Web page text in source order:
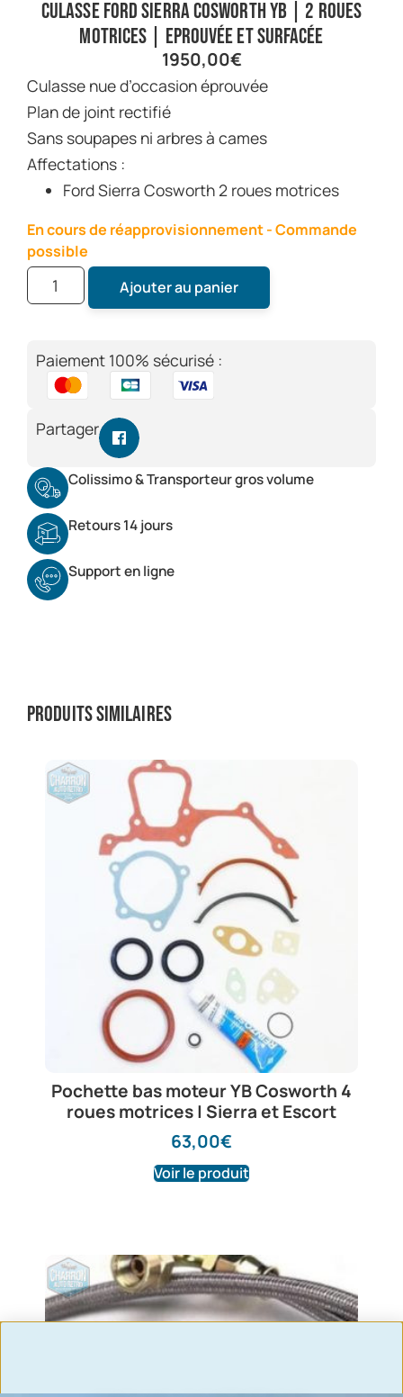
Culasse Ford Sierra Cosworth YB | 2 roues
motrices | Eprouvée et surfacée
1950,00€
Culasse nue d’occasion éprouvée
Plan de joint rectifié
Sans soupapes ni arbres à cames
Affectations :
Ford Sierra Cosworth 2 roues motrices
En cours de réapprovisionnement - Commande
possible
Ajouter au panier
Paiement 100% sécurisé :
Partager
Colissimo & Transporteur gros volume
Retours 14 jours
Support en ligne
Produits similaires
Pochette bas moteur YB Cosworth 4
roues motrices | Sierra et Escort
63,00€
Voir le produit